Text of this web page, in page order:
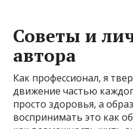
Советы и
автора
Как профессионал, я
движение частью
просто здоровья, а
воспринимать это как